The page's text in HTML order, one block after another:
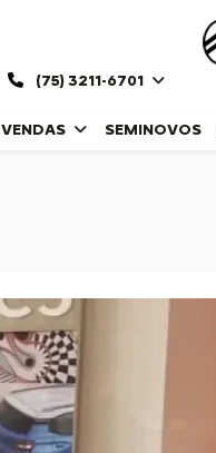
(75) 3211-6701
SEMINOVOS